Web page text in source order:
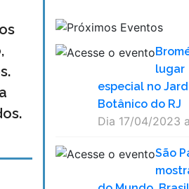
lugar
especial no
Botânico do RJ
São